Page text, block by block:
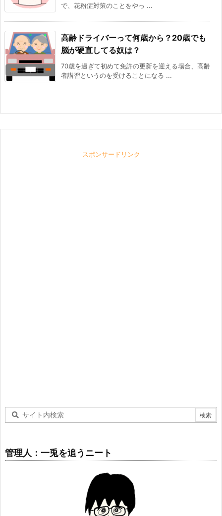
で、花粉症対策のことをやっ ...
高齢ドライバーって何歳から？20歳でも
脳が硬直してる奴は？
70歳を過ぎて初めて免許の更新を迎える場合、高齢
者講習というのを受けることになる ...
スポンサードリンク
管理人：一兎を追うニート